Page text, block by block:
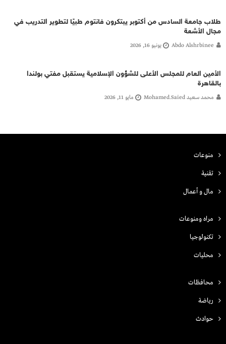
طلاب جامعة السادس من أكتوبر يبتكرون فانتوم طبيًا لتطوير التدريب في
مجال الأشعة
Abdo Alshrbinee يونيو 16, 2026
الأمين العام للمجلس الأعلى للشؤون الإسلامية يستقبل مفتي بولندا
بالقاهرة
محمد سعيد Mohamed.saied مايو 11, 2026
منوعات
تقنية
مال و أعمال
مراه ومنوعات
تكنولوجيا
محليات
محافظات
رياضة
حوادث